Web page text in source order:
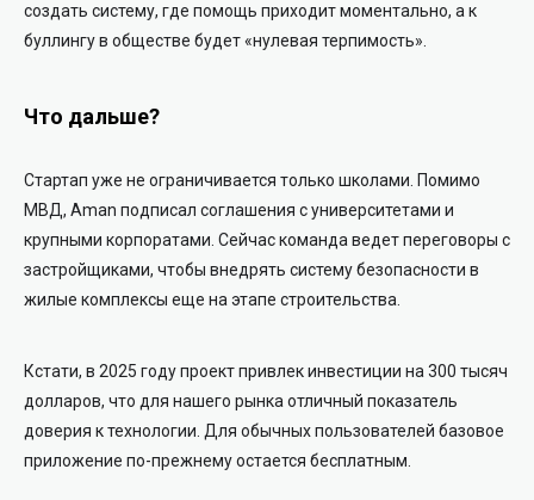
создать систему, где помощь приходит моментально, а к
буллингу в обществе будет «нулевая терпимость».
Что дальше?
Стартап уже не ограничивается только школами. Помимо
МВД, Aman подписал соглашения с университетами и
крупными корпоратами. Сейчас команда ведет переговоры с
застройщиками, чтобы внедрять систему безопасности в
жилые комплексы еще на этапе строительства.
Кстати, в 2025 году проект привлек инвестиции на 300 тысяч
долларов, что для нашего рынка отличный показатель
доверия к технологии. Для обычных пользователей базовое
приложение по-прежнему остается бесплатным.